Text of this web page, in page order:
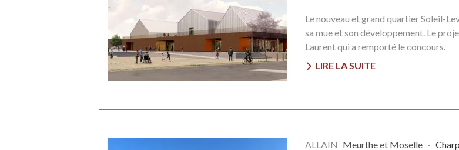
Le nouveau et grand quartier Soleil-
sa mue et son développement. Le
Laurent qui a remporté le concours.
LIRE LA SUITE
ALLAIN Meurthe et Moselle -